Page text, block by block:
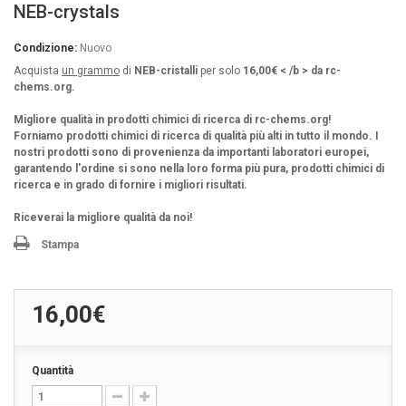
NEB-crystals
Condizione: Nuovo
Acquista un grammo di NEB-cristalli per solo 16,00€ < /b > da rc-
chems.org.
Migliore qualità in prodotti chimici di ricerca di rc-chems.org!
Forniamo prodotti chimici di ricerca di qualità più alti in tutto il mondo. I
nostri prodotti sono di provenienza da importanti laboratori europei,
garantendo l'ordine si sono nella loro forma più pura, prodotti chimici di
ricerca e in grado di fornire i migliori risultati.
Riceverai la migliore qualità da noi!
Stampa
16,00€
Quantità